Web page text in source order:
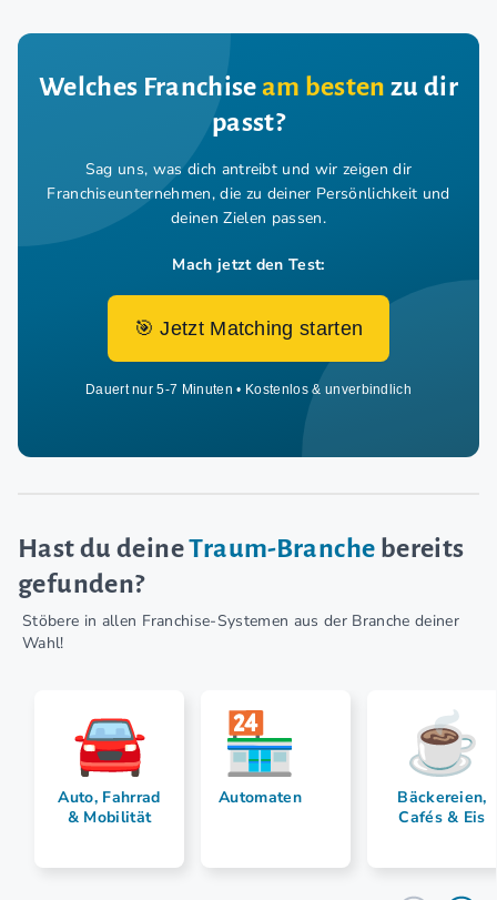
Welches Franchiseam besten zu dir
passt?
Sag uns, was dich antreibt und wir zeigen dir
Franchiseunternehmen, die zu deiner Persönlichkeit und
deinen Zielen passen.
Mach jetzt den Test:
🎯 Jetzt Matching starten
Dauert nur 5-7 Minuten • Kostenlos & unverbindlich
Hast du deineTraum-Branche bereits
gefunden?
Stöbere in allen Franchise-Systemen aus der Branche deiner
Wahl!
Auto, Fahrrad
& Mobilität
Automaten
Bäckereien,
Cafés & Eis